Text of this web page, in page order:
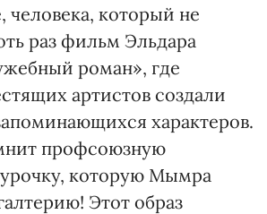
человека, который не
раз фильм Эльдара
роман», где
артистов создали
характеров.
профсоюзную
которую Мымра
Этот образ